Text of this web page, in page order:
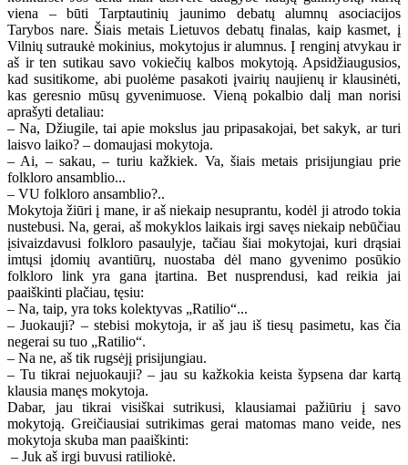
viena – būti Tarptautinių jaunimo debatų alumnų asociacijos
Tarybos nare. Šiais metais Lietuvos debatų finalas, kaip kasmet, į
Vilnių sutraukė mokinius, mokytojus ir alumnus. Į renginį atvykau ir
aš ir ten sutikau savo vokiečių kalbos mokytoją. Apsidžiaugusios,
kad susitikome, abi puolėme pasakoti įvairių naujienų ir klausinėti,
kas geresnio mūsų gyvenimuose. Vieną pokalbio dalį man norisi
aprašyti detaliau:
– Na, Džiugile, tai apie mokslus jau pripasakojai, bet sakyk, ar turi
laisvo laiko? – domaujasi mokytoja.
– Ai, – sakau, – turiu kažkiek. Va, šiais metais prisijungiau prie
folkloro ansamblio...
– VU folkloro ansamblio?..
Mokytoja žiūri į mane, ir aš niekaip nesuprantu, kodėl ji atrodo tokia
nustebusi. Na, gerai, aš mokyklos laikais irgi savęs niekaip nebūčiau
įsivaizdavusi folkloro pasaulyje, tačiau šiai mokytojai, kuri drąsiai
imtųsi įdomių avantiūrų, nuostaba dėl mano gyvenimo posūkio
folkloro link yra gana įtartina. Bet nusprendusi, kad reikia jai
paaiškinti plačiau, tęsiu:
– Na, taip, yra toks kolektyvas „Ratilio“...
– Juokauji? – stebisi mokytoja, ir aš jau iš tiesų pasimetu, kas čia
negerai su tuo „Ratilio“.
– Na ne, aš tik rugsėjį prisijungiau.
– Tu tikrai nejuokauji? – jau su kažkokia keista šypsena dar kartą
klausia manęs mokytoja.
Dabar, jau tikrai visiškai sutrikusi, klausiamai pažiūriu į savo
mokytoją. Greičiausiai sutrikimas gerai matomas mano veide, nes
mokytoja skuba man paaiškinti:
– Juk aš irgi buvusi ratiliokė.